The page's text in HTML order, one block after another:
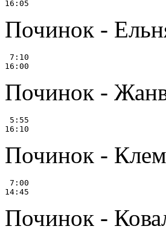
Починок -
7:10
Починок -
5:55
Починок -
7:00
Починок -